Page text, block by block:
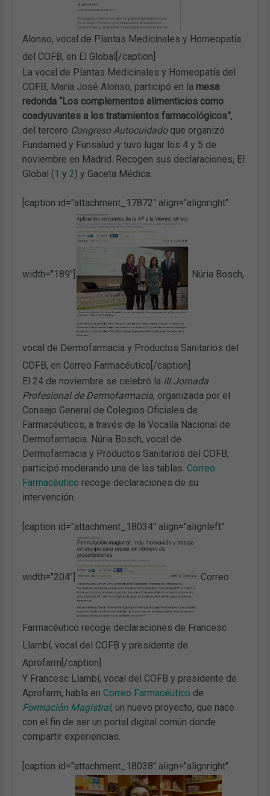
Alonso, vocal de Plantas Medicinales y Homeopatía
del COFB, en El Global[/caption]
La vocal de Plantas Medicinales y Homeopatía del
COFB, María José Alonso, participó en la mesa
redonda “Los complementos alimenticios como
coadyuvantes a los tratamientos farmacológicos”,
del tercero Congreso Autocuidado que organizó
Fundamed y Funsalud y tuvo lugar los 4 y 5 de
noviembre en Madrid. Recogen sus declaraciones, El
Global (1 y 2) y Gaceta Médica.
[caption id="attachment_17872" align="alignright"
width="189"] Núria Bosch,
vocal de Dermofarmacia y Productos Sanitarios del
COFB, en Correo Farmacéutico[/caption]
El 24 de noviembre se celebró la III Jornada
Profesional de Dermofarmacia, organizada por el
Consejo General de Colegios Oficiales de
Farmacéuticos, a través de la Vocalía Nacional de
Dermofarmacia. Núria Bosch, vocal de
Dermofarmacia y Productos Sanitarios del COFB,
participó moderando una de las tablas.Correo
Farmacéutico recoge declaraciones de su
intervención.
[caption id="attachment_18034" align="alignleft"
width="204"] Correo
Farmacéutico recoge declaraciones de Francesc
Llambí, vocal del COFB y presidente de
Aprofarm[/caption]
Y Francesc Llambí, vocal del COFB y presidente de
Aprofarm, habla enCorreo Farmacéutico de
Formación Magistral, un nuevo proyecto, que nace
con el fin de ser un portal digital común donde
compartir experiencias.
[caption id="attachment_18038" align="alignright"